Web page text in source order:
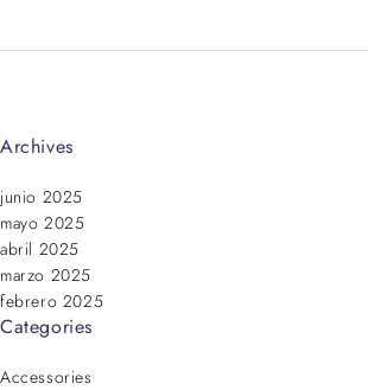
Archives
junio 2025
mayo 2025
abril 2025
marzo 2025
febrero 2025
Categories
Accessories